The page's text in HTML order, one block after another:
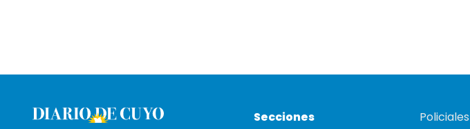
Secciones
Policiales